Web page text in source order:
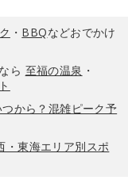
・ BBQなどおでかけ
ら 至福の温泉 ・
から？混雑ピーク予
・東海エリア別スポ